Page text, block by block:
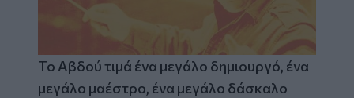
Το Αβδού τιμά ένα μεγάλο δημιουργό, ένα
μεγάλο μαέστρο, ένα μεγάλο δάσκαλο